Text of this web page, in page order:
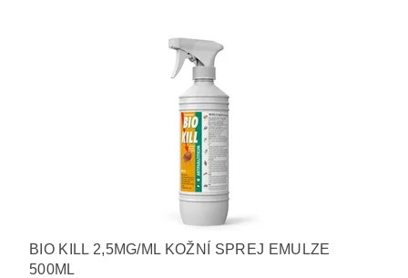
BIO KILL 2,5MG/ML KOŽNÍ SPREJ EMULZE
500ML